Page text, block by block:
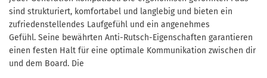
sind strukturiert, komfortabel und langlebig und bieten ein
zufriedenstellendes Laufgefühl und ein angenehmes
Gefühl. Seine bewährten Anti-Rutsch-Eigenschaften garantieren
einen festen Halt für eine optimale Kommunikation zwischen dir
und dem Board. Die